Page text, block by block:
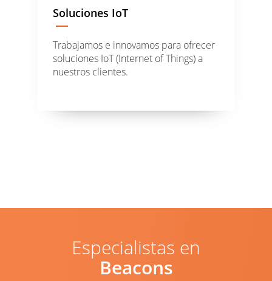
Soluciones IoT
Trabajamos e innovamos para ofrecer
soluciones IoT (Internet of Things) a
nuestros clientes.
Especialistas en
Beacons